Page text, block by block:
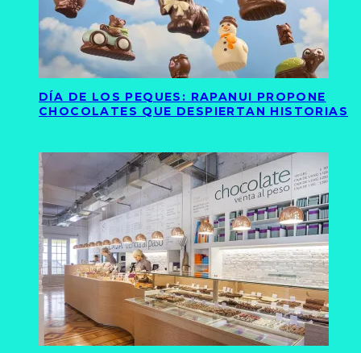
DÍA DE LOS PEQUES: RAPANUI PROPONE
CHOCOLATES QUE DESPIERTAN HISTORIAS